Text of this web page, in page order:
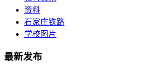
资料
石家庄铁路
学校图片
最新发布